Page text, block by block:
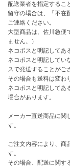
配送業者を指定するこ
留守の場合は、「不在
ご連絡ください。
大型商品は、佐川急便
ません。）
ネコポスと明記してあ
ネコポスと明記してい
スで発送することがご
その場合も送料は変わ
ネコポスと明記してあ
場合があります。
メーカー直送商品に関
す。
ご注文内容により、商
す。
その場合、配送に関す